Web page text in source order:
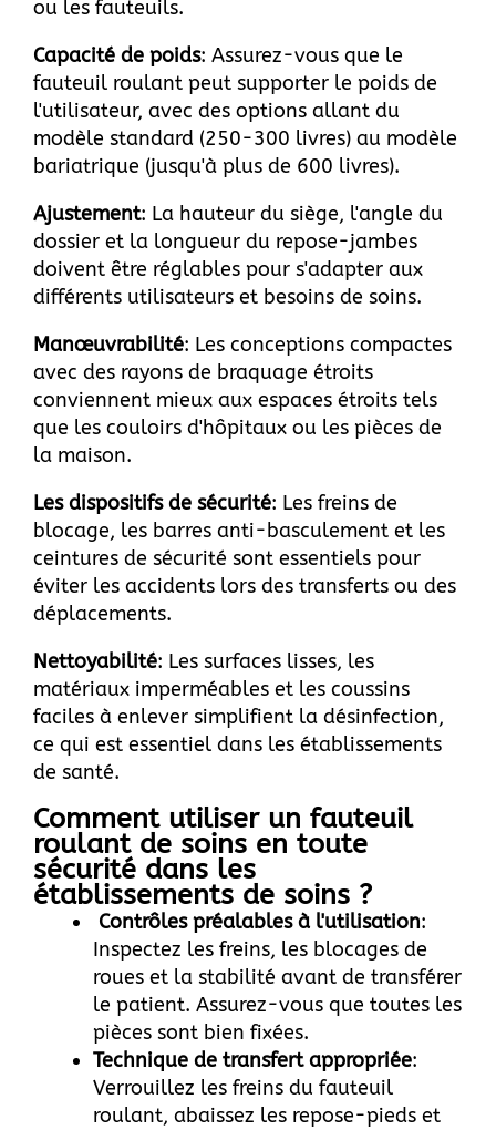
ou les fauteuils.
Capacité de poids: Assurez-vous que le
fauteuil roulant peut supporter le poids de
l'utilisateur, avec des options allant du
modèle standard (250-300 livres) au modèle
bariatrique (jusqu'à plus de 600 livres).
Ajustement: La hauteur du siège, l'angle du
dossier et la longueur du repose-jambes
doivent être réglables pour s'adapter aux
différents utilisateurs et besoins de soins.
Manœuvrabilité: Les conceptions compactes
avec des rayons de braquage étroits
conviennent mieux aux espaces étroits tels
que les couloirs d'hôpitaux ou les pièces de
la maison.
Les dispositifs de sécurité: Les freins de
blocage, les barres anti-basculement et les
ceintures de sécurité sont essentiels pour
éviter les accidents lors des transferts ou des
déplacements.
Nettoyabilité: Les surfaces lisses, les
matériaux imperméables et les coussins
faciles à enlever simplifient la désinfection,
ce qui est essentiel dans les établissements
de santé.
Comment utiliser un fauteuil
roulant de soins en toute
sécurité dans les
établissements de soins ?
Contrôles préalables à l'utilisation:
Inspectez les freins, les blocages de
roues et la stabilité avant de transférer
le patient. Assurez-vous que toutes les
pièces sont bien fixées.
Technique de transfert appropriée:
Verrouillez les freins du fauteuil
roulant, abaissez les repose-pieds et